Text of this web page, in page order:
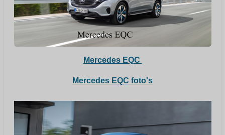
Mercedes EQC
Mercedes EQC foto's